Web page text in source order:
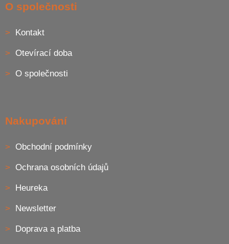
O společnosti
Kontakt
Otevírací doba
O společnosti
Nakupování
Obchodní podmínky
Ochrana osobních údajů
Heureka
Newsletter
Doprava a platba